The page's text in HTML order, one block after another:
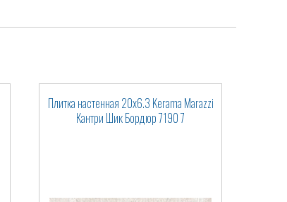
Плитка настенная 20x6.3 Kerama Marazzi
Кантри Шик Бордюр 7190 7